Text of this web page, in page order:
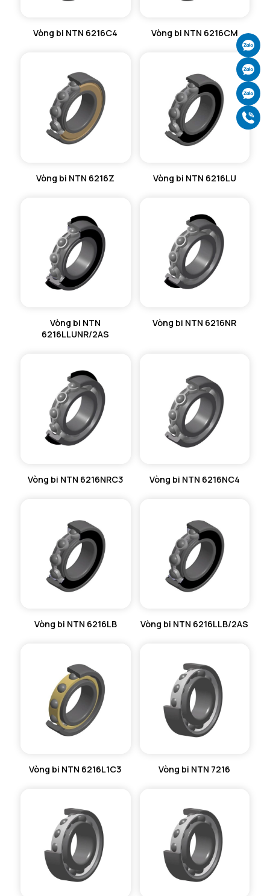
Vòng bi NTN 6216C4 Vòng bi NTN 6216CM
Vòng bi NTN 6216Z Vòng bi NTN 6216LU
Vòng bi NTN
6216LLUNR/2AS
Vòng bi NTN 6216NR
Vòng bi NTN 6216NRC3 Vòng bi NTN 6216NC4
Vòng bi NTN 6216LB Vòng bi NTN 6216LLB/2AS
Vòng bi NTN 6216L1C3 Vòng bi NTN 7216